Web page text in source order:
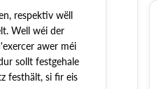
respektiv wëll
Well wéi der
awer méi
sollt festgehale
festhält, si fir eis